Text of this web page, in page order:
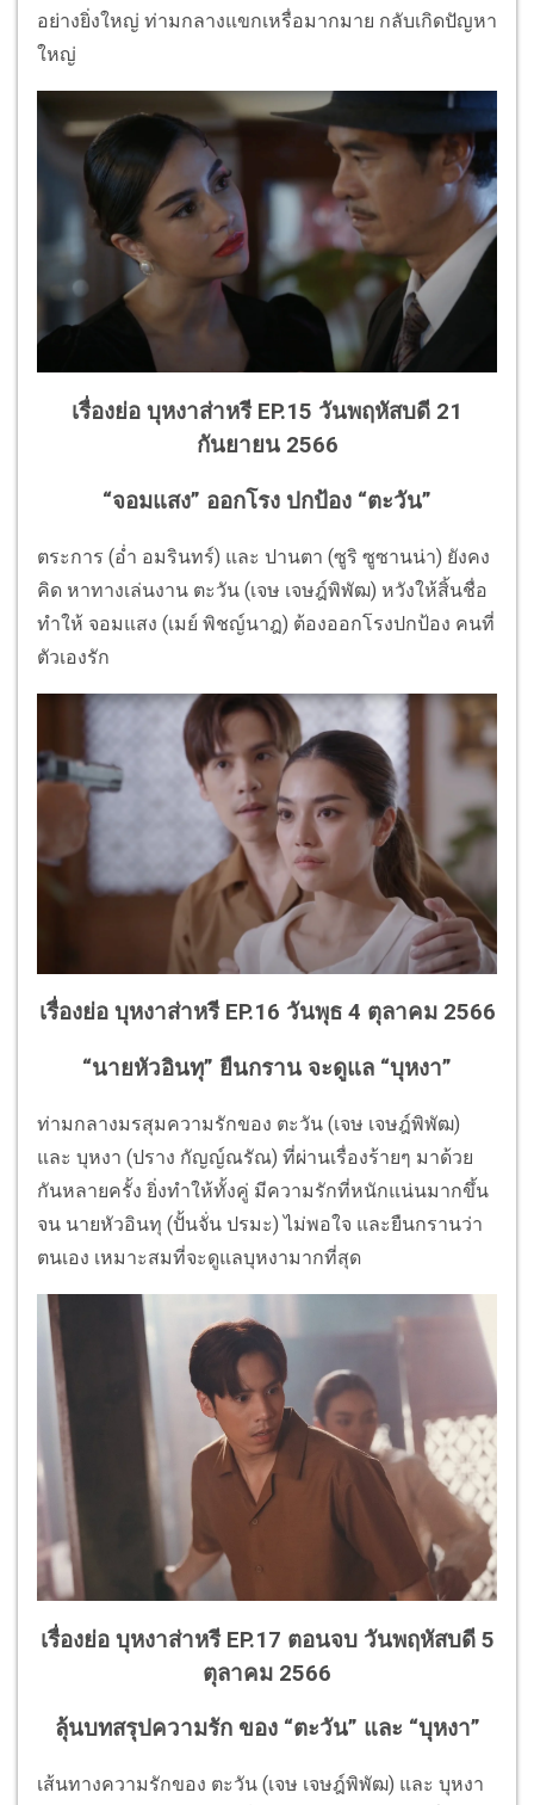
อย่างยิ่งใหญ่ ท่ามกลางแขกเหรื่อมากมาย กลับเกิดปัญหา
ใหญ่
เรื่องย่อ บุหงาส่าหรี EP.15 วันพฤหัสบดี 21
กันยายน 2566
“จอมแสง” ออกโรง ปกป้อง “ตะวัน”
ตระการ (อ่ำ อมรินทร์) และ ปานตา (ซูริ ซูซานน่า) ยังคง
คิด หาทางเล่นงาน ตะวัน (เจษ เจษฎ์พิพัฒ) หวังให้สิ้นชื่อ
ทำให้ จอมแสง (เมย์ พิชญ์นาฎ) ต้องออกโรงปกป้อง คนที่
ตัวเองรัก
เรื่องย่อ บุหงาส่าหรี EP.16 วันพุธ 4 ตุลาคม 2566
“นายหัวอินทุ” ยืนกราน จะดูแล “บุหงา”
ท่ามกลางมรสุมความรักของ ตะวัน (เจษ เจษฎ์พิพัฒ)
และ บุหงา (ปราง กัญญ์ณรัณ) ที่ผ่านเรื่องร้ายๆ มาด้วย
กันหลายครั้ง ยิ่งทำให้ทั้งคู่ มีความรักที่หนักแน่นมากขึ้น
จน นายหัวอินทุ (ปั้นจั่น ปรมะ) ไม่พอใจ และยืนกรานว่า
ตนเอง เหมาะสมที่จะดูแลบุหงามากที่สุด
เรื่องย่อ บุหงาส่าหรี EP.17 ตอนจบ วันพฤหัสบดี 5
ตุลาคม 2566
ลุ้นบทสรุปความรัก ของ “ตะวัน” และ “บุหงา”
เส้นทางความรักของ ตะวัน (เจษ เจษฎ์พิพัฒ) และ บุหงา